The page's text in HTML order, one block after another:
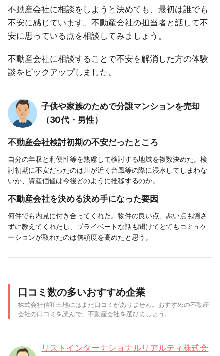
不動産会社に相談をしようと決めても、最初は誰でも
不安に感じています。不動産会社の担当者と話して不
安に思っている点を相談してみましょう。
不動産会社に相談することで不安を解消した方の体験
談をピックアップしました。
子供や家族のためで分譲マンションを売却
（30代・男性）
不動産会社検討初期の不安だったところ
自分の年収と利便性等を熟慮して検討する地域を複数決めた。検
討初期に不安だったのは川が近く台風等の際に浸水してしまわな
いか、資産価値は今後どのように推移するのか。
不動産会社を決める決め手になった要因
何件でも内見に付き合ってくれた。物件の良い点、悪い点も隠さ
ずに教えてくれたし、プライベートな話も聞けてとてもコミュケ
ーションが取れたのは信頼度を高めたと思う。
口コミ数の多いおすすめ企業
株式会社信和土地にはまだ口コミがありません。おすすめの不動産
会社の口コミを読んで、不動産会社を選びましょう。
リストインターナショナルリアルティ株式会